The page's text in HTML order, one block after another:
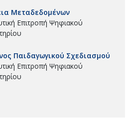
Μεταδεδομένων
Επιτροπή Ψηφιακού
Παιδαγωγικού Σχεδιασμού
Επιτροπή Ψηφιακού